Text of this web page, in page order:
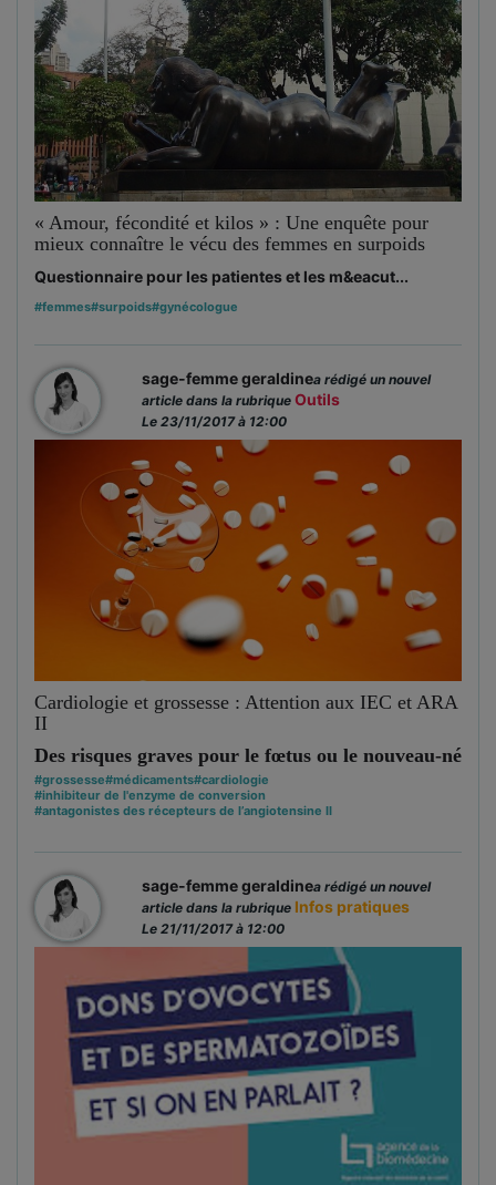
« Amour, fécondité et kilos » : Une enquête pour
mieux connaître le vécu des femmes en surpoids
Questionnaire pour les patientes et les m&eacut...
#femmes#surpoids#gynécologue
sage-femme geraldinea rédigé un nouvel
article dans la rubrique Outils
Le 23/11/2017 à 12:00
Cardiologie et grossesse : Attention aux IEC et ARA
II
Des risques graves pour le fœtus ou le nouveau-né
#grossesse#médicaments#cardiologie
#inhibiteur de l'enzyme de conversion
#antagonistes des récepteurs de l’angiotensine II
sage-femme geraldinea rédigé un nouvel
article dans la rubrique Infos pratiques
Le 21/11/2017 à 12:00